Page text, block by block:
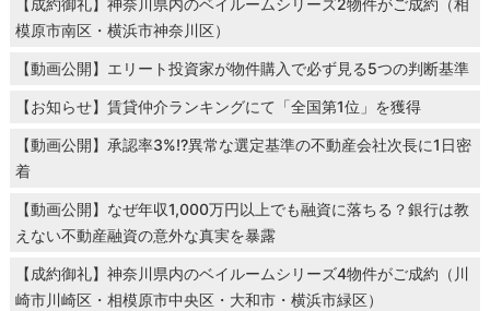
【成約御礼】神奈川県内のベイルームシリーズ2物件がご成約（相
模原市南区・横浜市神奈川区）
【動画公開】エリート投資家が物件購入で必ず見る5つの判断基準
【お知らせ】賃貸仲介ランキングにて「全国第1位」を獲得
【動画公開】承認率3%!?異常な選定基準の不動産会社次長に1日密
着
【動画公開】なぜ年収1,000万円以上でも融資に落ちる？銀行は教
えない不動産融資の意外な真実を暴露
【成約御礼】神奈川県内のベイルームシリーズ4物件がご成約（川
崎市川崎区・相模原市中央区・大和市・横浜市緑区）